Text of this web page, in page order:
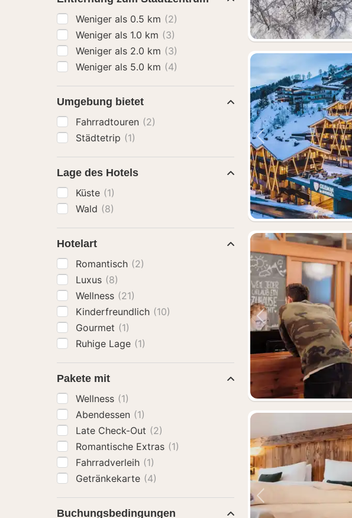
Vorheriges Bild
Vorheriges Bild
Vorheriges Bild
Weniger als 0.5 km (2)
Weniger als 1.0 km (3)
Weniger als 2.0 km (3)
Weniger als 5.0 km (4)
Umgebung bietet
Fahrradtouren (2)
Städtetrip (1)
Lage des Hotels
Küste (1)
Wald (8)
Hotelart
Romantisch (2)
Luxus (8)
Wellness (21)
Kinderfreundlich (10)
Gourmet (1)
Ruhige Lage (1)
Pakete mit
Wellness (1)
Abendessen (1)
Late Check-Out (2)
Romantische Extras (1)
Fahrradverleih (1)
Getränkekarte (4)
Buchungsbedingungen